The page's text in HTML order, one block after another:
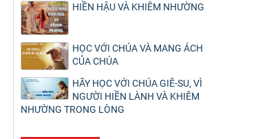
HIỀN HẬU VÀ KHIÊM NHƯỜNG
HỌC VỚI CHÚA VÀ MANG ÁCH
CỦA CHÚA
HÃY HỌC VỚI CHÚA GIÊ-SU, VÌ
NGƯỜI HIỀN LÀNH VÀ KHIÊM
NHƯỜNG TRONG LÒNG